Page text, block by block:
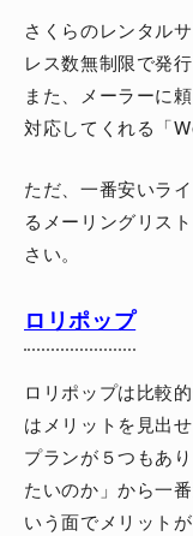
さくらのレンタル
レス数無制限で発行
また、メーラーに
対応してくれる「
ただ、一番安いラ
るメーリングリス
さい。
ロリポップ
ロリポップは比較
はメリットを見出せ
プランが５つもあ
たいのか」から一
いう面でメリットが